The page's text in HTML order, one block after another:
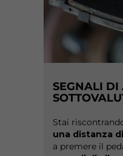
SEGNALI DI
Stai
una distanza
a premere il